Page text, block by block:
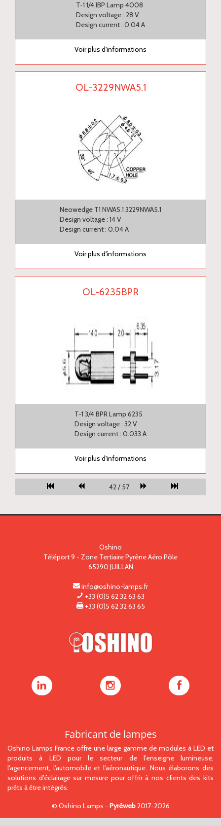
T-1 1/4 IBP Lamp 4008
Design voltage : 28 V
Design current : 0.04 A
Voir plus d'informations
OL-3229NWA5.1
Neowedge T1 NWA5.1 3229NWA5.1
Design voltage : 14 V
Design current : 0.04 A
Voir plus d'informations
OL-6235BPR
T-1 3/4 BPR Lamp 6235
Design voltage : 32 V
Design current : 0.033 A
Voir plus d'informations
42 / 57
Oshino
Téléport 9 - Zone Tertiaire Pyrène Aéro Pôle
65290 JUILLAN
info@oshino-lamps.fr
+33 (0)5 62 32 63 63
+33 (0)5 62 32 63 65
Oshino
Oshino
Oshino
Fabricant de lampes
Oshino Lamps France offre une large gamme de modules à LED et
produits à LED pour le secteur de l'enseigne lumineuse,
l'agencement, l'automobile et l'aéronautique. Nous élaborons des
solutions d'éclairage sur mesure pour offrir à nos clients des kits
prêts à être intégrés.
© Oshino Lamps - Pyréweb2017-2026